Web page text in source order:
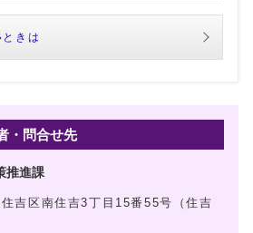
きは
・問合せ先
推進課
吉区南住吉3丁目15番55号（住吉